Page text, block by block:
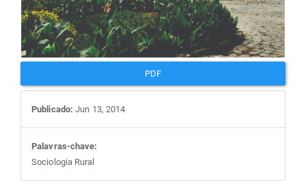
PDF
Publicado: Jun 13, 2014
Palavras-chave:
Sociologia Rural